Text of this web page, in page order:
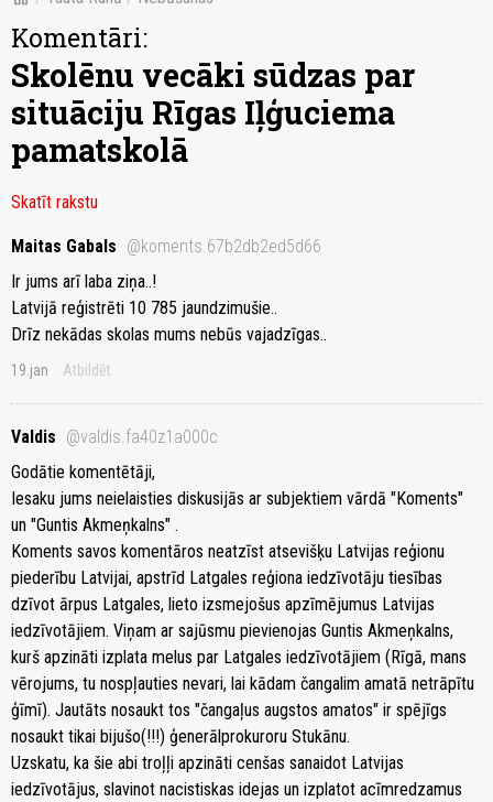
Komentāri:
Skolēnu vecāki sūdzas par
situāciju Rīgas Iļģuciema
pamatskolā
Skatīt rakstu
Maitas Gabals @koments.67b2db2ed5d66
Ir jums arī laba ziņa..!
Latvijā reģistrēti 10 785 jaundzimušie..
Drīz nekādas skolas mums nebūs vajadzīgas..
19.jan Atbildēt
Valdis @valdis.fa40z1a000c
Godātie komentētāji,
Iesaku jums neielaisties diskusijās ar subjektiem vārdā "Koments"
un "Guntis Akmeņkalns" .
Koments savos komentāros neatzīst atsevišķu Latvijas reģionu
piederību Latvijai, apstrīd Latgales reģiona iedzīvotāju tiesības
dzīvot ārpus Latgales, lieto izsmejošus apzīmējumus Latvijas
iedzīvotājiem. Viņam ar sajūsmu pievienojas Guntis Akmeņkalns,
kurš apzināti izplata melus par Latgales iedzīvotājiem (Rīgā, mans
vērojums, tu nospļauties nevari, lai kādam čangalim amatā netrāpītu
ģīmī). Jautāts nosaukt tos "čangaļus augstos amatos" ir spējīgs
nosaukt tikai bijušo(!!!) ģenerālprokuroru Stukānu.
Uzskatu, ka šie abi troļļi apzināti cenšas sanaidot Latvijas
iedzīvotājus, slavinot nacistiskas idejas un izplatot acīmredzamus